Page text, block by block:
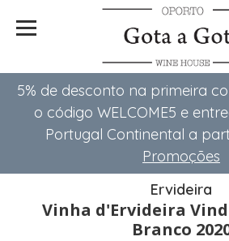
5% de desconto na primeira
o código WELCOME5 e
Portugal Continental a
Promoções
Ervideira
Vinha d'Ervideira
Branco